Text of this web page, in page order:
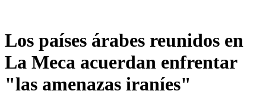
Los países árabes reunidos en
La Meca acuerdan enfrentar
"las amenazas iraníes"